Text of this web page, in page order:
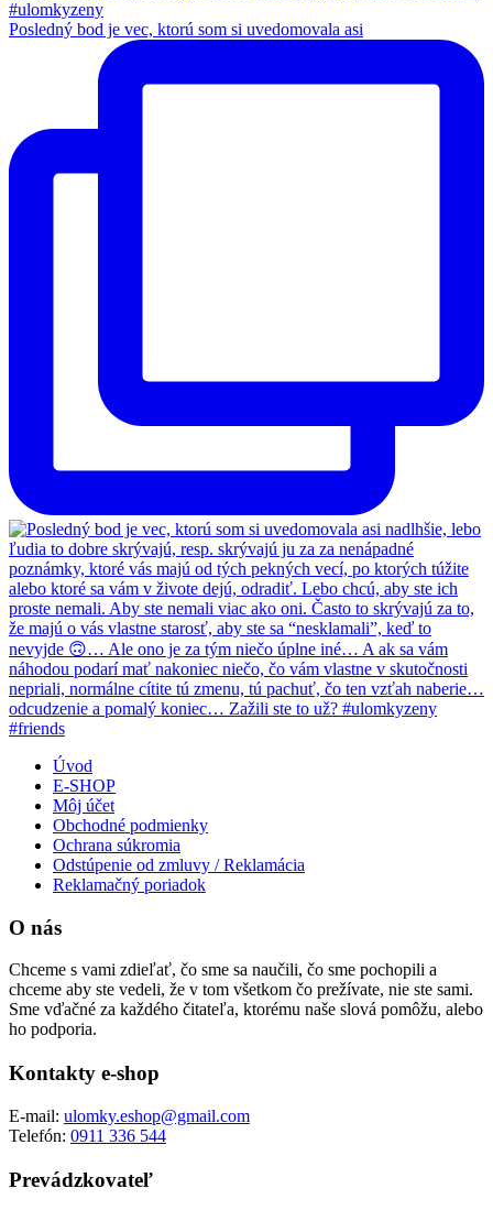
Posledný bod je vec, ktorú som si uvedomovala asi
Úvod
E-SHOP
Môj účet
Obchodné podmienky
Ochrana súkromia
Odstúpenie od zmluvy / Reklamácia
Reklamačný poriadok
O nás
Chceme s vami zdieľať, čo sme sa naučili, čo sme pochopili a
chceme aby ste vedeli, že v tom všetkom čo prežívate, nie ste sami.
Sme vďačné za každého čitateľa, ktorému naše slová pomôžu, alebo
ho podporia.
Kontakty e-shop
E-mail: ulomky.eshop@gmail.com
Telefón: 0911 336 544
Prevádzkovateľ